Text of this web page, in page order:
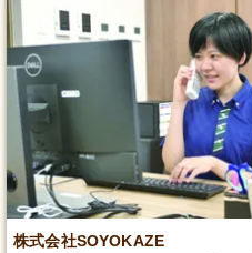
株式会社SOYOKAZE